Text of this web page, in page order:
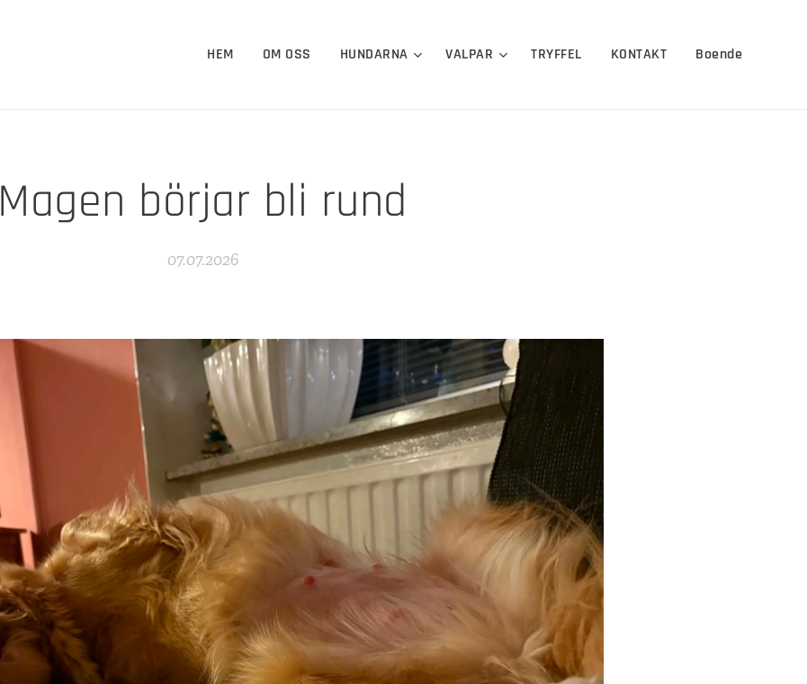
HEM OM OSS HUNDARNA VALPAR TRYFFEL KONTAKT Boende
Magen börjar bli rund
07.07.2026